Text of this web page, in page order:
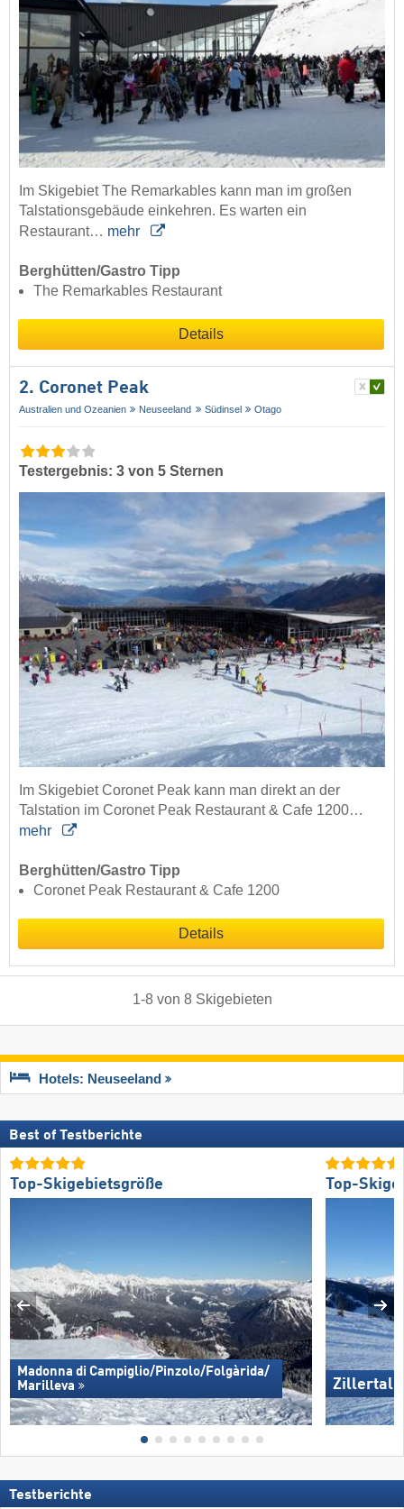
Im Skigebiet The Remarkables kann man im großen
Talstationsgebäude einkehren. Es warten ein
Restaurant… mehr
Berghütten/Gastro Tipp
The Remarkables Restaurant
Details
2. Coronet Peak
Australien und Ozeanien Neuseeland Südinsel Otago
Testergebnis: 3 von 5 Sternen
Im Skigebiet Coronet Peak kann man direkt an der
Talstation im Coronet Peak Restaurant & Cafe 1200…
mehr
Berghütten/Gastro Tipp
Coronet Peak Restaurant & Cafe 1200
Details
1-8von 8 Skigebieten
Hotels: Neuseeland
Best of Testberichte
Top-Skigebietsgröße
Madonna di Campiglio/​Pinzolo/​Folgàrida/​
Marilleva
Top-
Zillertal
Testberichte